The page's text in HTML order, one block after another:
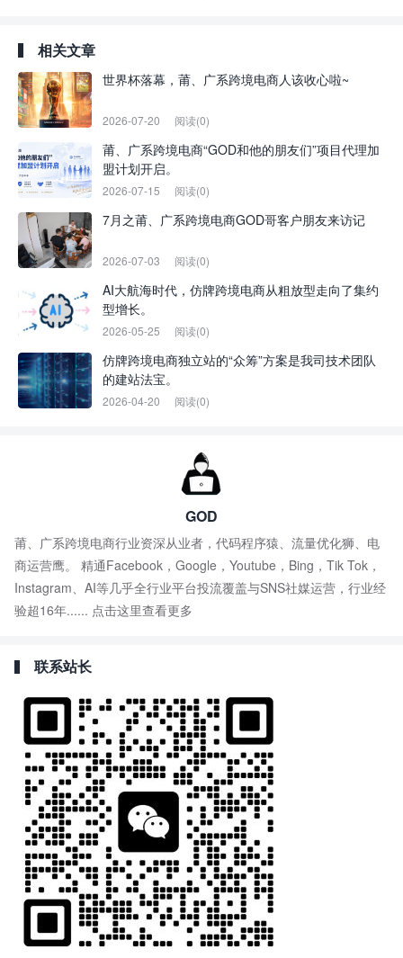
相关文章
世界杯落幕，莆、广系跨境电商人该收心啦~
2026-07-20 阅读(0)
莆、广系跨境电商“GOD和他的朋友们”项目代理加
盟计划开启。
2026-07-15 阅读(0)
7月之莆、广系跨境电商GOD哥客户朋友来访记
2026-07-03 阅读(0)
AI大航海时代，仿牌跨境电商从粗放型走向了集约
型增长。
2026-05-25 阅读(0)
仿牌跨境电商独立站的“众筹”方案是我司技术团队
的建站法宝。
2026-04-20 阅读(0)
GOD
莆、广系跨境电商行业资深从业者，代码程序猿、流量优化狮、电
商运营鹰。 精通Facebook，Google，Youtube，Bing，Tik Tok，
Instagram、AI等几乎全行业平台投流覆盖与SNS社媒运营，行业经
验超16年...... 点击这里查看更多
联系站长